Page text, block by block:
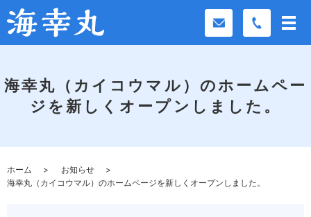
海幸丸（カイコウマル）のホームペー
ジを新しくオープンしました。
ホーム
お知らせ
海幸丸（カイコウマル）のホームページを新しくオープンしました。